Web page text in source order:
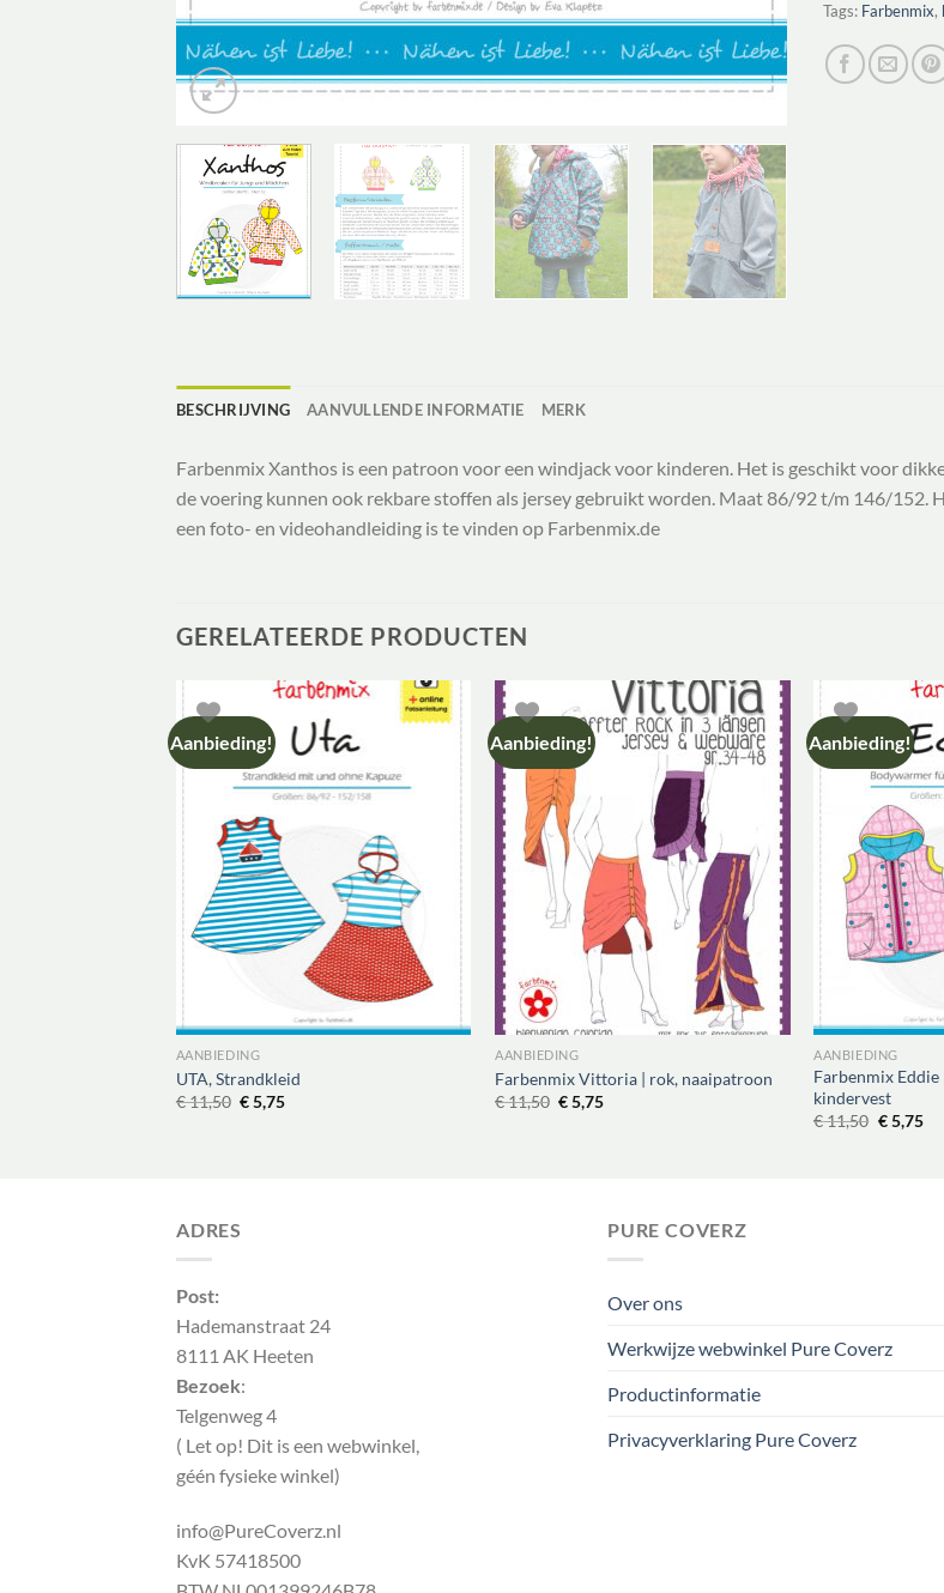
Tags: Farbenmix,
BESCHRIJVING AANVULLENDE INFORMATIE MERK
Farbenmix Xanthos is een patroon voor een windjack voor kinderen. Het is geschikt voor
de voering kunnen ook rekbare stoffen als jersey gebruikt worden. Maat 86/92 t/m 146/152.
een foto- en videohandleiding is te vinden op Farbenmix.de
GERELATEERDE PRODUCTEN
Aanbieding!
AANBIEDING
UTA, Strandkleid
€11,50 Oorspronkelijke
prijs
€5,75Huidige
Aanbieding!
AANBIEDING
Farbenmix Vittoria | rok, naaipatroon
€11,50 Oorspronkelijke
prijs
€5,75Huidige
Aanbieding!
AANBIEDING
Farbenmix
kindervest
€11,50
prijs
€5,75
ADRES
Post:
Hademanstraat 24
8111 AK Heeten
Bezoek:
Telgenweg 4
( Let op! Dit is een webwinkel,
géén fysieke winkel)
info@PureCoverz.nl
KvK 57418500
PURE COVERZ
Over ons
Werkwijze webwinkel Pure Coverz
Productinformatie
Privacyverklaring Pure Coverz